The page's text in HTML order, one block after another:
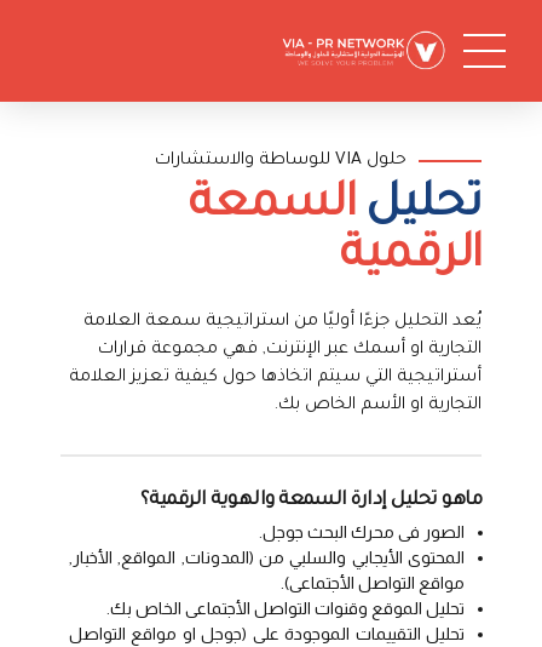
حلول VIA للوساطة والاستشارات
تحليلالسمعة
الرقمية
يُعد التحليل جزءًا أوليًا من استراتيجية سمعة العلامة
التجارية او أسمك عبر الإنترنت, فهي مجموعة قرارات
أستراتيجية التي سيتم اتخاذها حول كيفية تعزيز العلامة
التجارية او الأسم الخاص بك.
ماهو تحليل إدارة السمعة والهوية الرقمية؟
الصور فى محرك البحث جوجل.
المحتوى الأيجابي والسلبي من (المدونات, المواقع, الأخبار,
مواقع التواصل الأجتماعى).
تحليل الموقع وقنوات التواصل الأجتماعى الخاص بك.
تحليل التقييمات الموجودة على (جوجل او مواقع التواصل